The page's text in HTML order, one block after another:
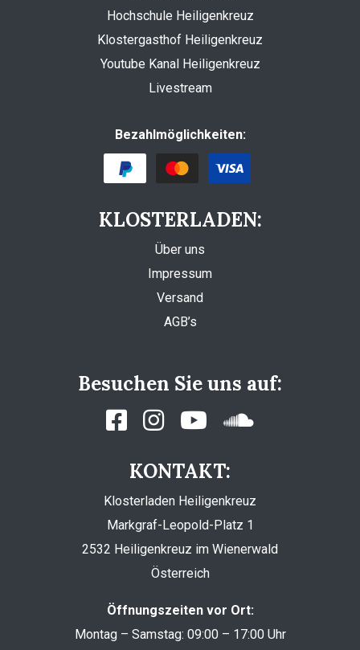
Hochschule Heiligenkreuz
Klostergasthof Heiligenkreuz
Youtube Kanal Heiligenkreuz
Livestream
Bezahlmöglichkeiten:
KLOSTERLADEN:
Über uns
Impressum
Versand
AGB’s
Besuchen Sie uns auf:
KONTAKT:
Klosterladen Heiligenkreuz
Markgraf-Leopold-Platz 1
2532 Heiligenkreuz im Wienerwald
Österreich
Öffnungszeiten vor Ort:
Montag – Samstag: 09:00 – 17:00 Uhr